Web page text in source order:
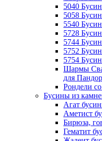
5040
5058
5540
5728
5744
5752
5754
Шармы
для
Рондели
Бусины из
Агат
Аметист
Бирюза,
Гематит